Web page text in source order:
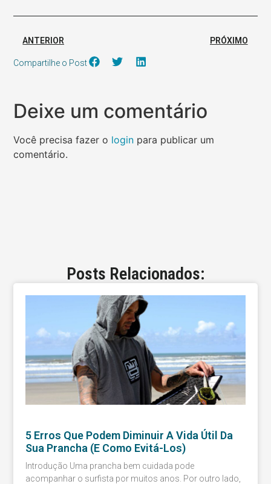
ANTERIOR PRÓXIMO
Compartilhe o Post
Deixe um comentário
Você precisa fazer o login para publicar um
comentário.
Posts Relacionados:
5 Erros Que Podem Diminuir A Vida Útil Da
Sua Prancha (e Como Evitá-Los)
Introdução Uma prancha bem cuidada pode
acompanhar o surfista por muitos anos. Por outro lado,